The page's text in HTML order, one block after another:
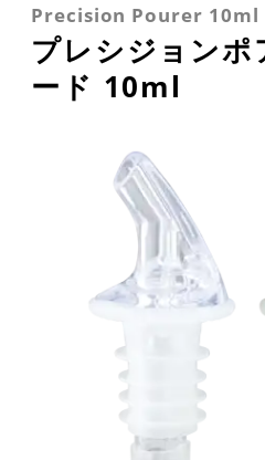
Precision Pourer 10ml
プレシジョン
ード 10ml